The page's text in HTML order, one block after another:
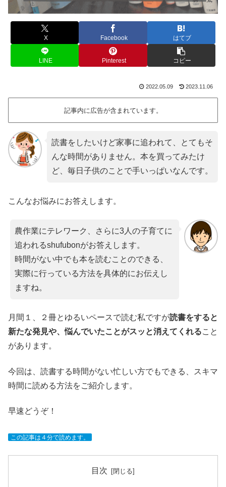
X Facebook はてブ
LINE Pinterest コピー
2022.05.09 2023.11.06
記事内に広告が含まれています。
読書をしたいけど家事に追われて、とてもそ
んな時間がありません。本を買ってみたけ
ど、毎日子供のことで手いっぱいなんです。
こんなお悩みにお答えします。
農作業にテレワーク、さらに3人の子育てに
追われるshufubonがお答えします。
時間がない中でも本を読むことのできる、
実際に行っている方法を具体的にお伝えし
ますね。
月間１、２冊とゆるいペースで読む私ですが読書をすると
新たな発見や、悩んでいたことがスッと消えてくれること
があります。
今回は、読書する時間がない忙しい方でもできる、スキマ
時間に読める方法をご紹介します。
早速どうぞ！
この記事は４分で読めます。
目次